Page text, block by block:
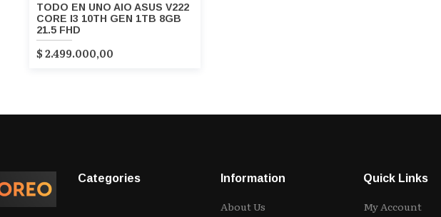
TODO EN UNO AIO ASUS V222
CORE I3 10TH GEN 1TB 8GB
21.5 FHD
$2.499.000,00
Categories Information
About Us
Quick Links
My Account